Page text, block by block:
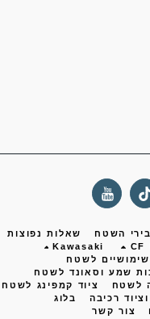
השטח
שאלות נפוצות
Kawasaki
לשטח
שמע וסאונד לשטח
ציוד קמפינג לשטח
רכיבה
בלוג
צור קשר